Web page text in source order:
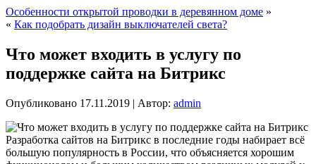
Особенности открытой проводки в деревянном доме »
« Как подобрать дизайн выключателей света?
Что может входить в услугу по
поддержке сайта на Битрикс
Опубликовано 17.11.2019 | Автор: admin
Разработка сайтов на Битрикс в последние годы набирает всё
большую популярность в России, что объясняется хорошим